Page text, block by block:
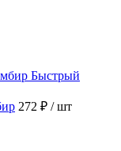
Быстрый
272 ₽ / шт